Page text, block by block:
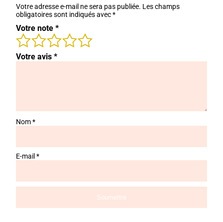
Votre adresse e-mail ne sera pas publiée. Les champs
obligatoires sont indiqués avec*
Votre note *
Votre avis *
Nom*
E-mail *